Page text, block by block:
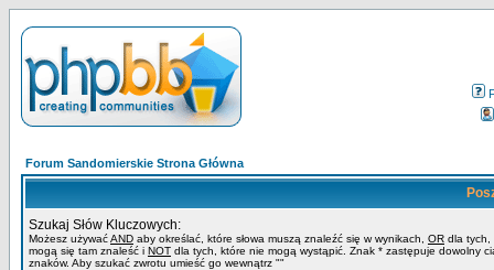
Forum Sandomierskie Strona Główna
Szukaj Słów Kluczowych:
Możesz używaćAND aby określać, które słowa muszą znaleźć się w wynikach, OR dla tych,
mogą się tam znaleść i NOT dla tych, które nie mogą wystąpić. Znak * zastępuje dowolny
znaków. Aby szukać zwrotu umieść go wewnątrz ""